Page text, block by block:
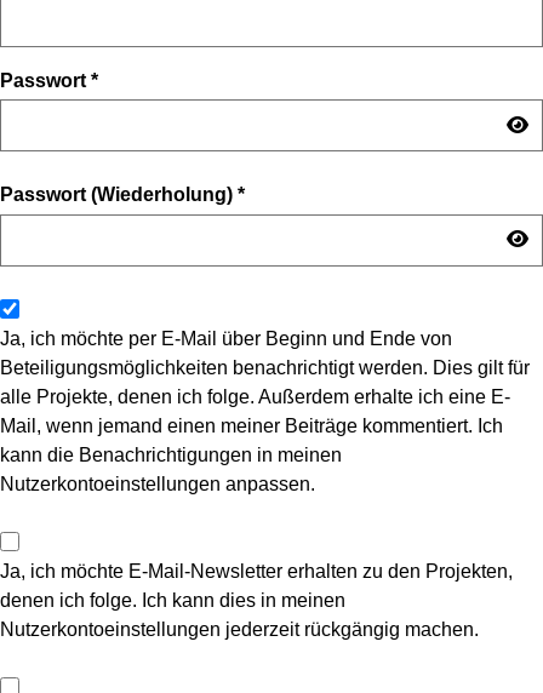
Passwort *
Passwort (Wiederholung) *
Ja, ich möchte per E-Mail über Beginn und Ende von
Beteiligungsmöglichkeiten benachrichtigt werden. Dies gilt für
alle Projekte, denen ich folge. Außerdem erhalte ich eine E-
Mail, wenn jemand einen meiner Beiträge kommentiert. Ich
kann die Benachrichtigungen in meinen
Nutzerkontoeinstellungen anpassen.
Ja, ich möchte E-Mail-Newsletter erhalten zu den Projekten,
denen ich folge. Ich kann dies in meinen
Nutzerkontoeinstellungen jederzeit rückgängig machen.